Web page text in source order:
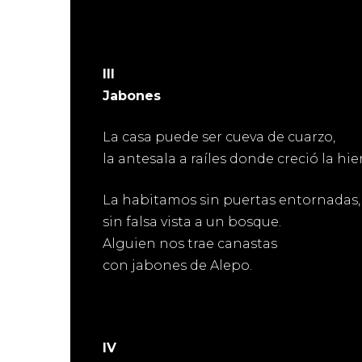
III
Jabones
La casa puede ser cueva de cuarzo,
la antesala a raíles donde creció la
La habitamos sin puertas entornadas,
sin falsa vista a un bosque.
Alguien nos trae canastas
con jabones de Alepo.
IV